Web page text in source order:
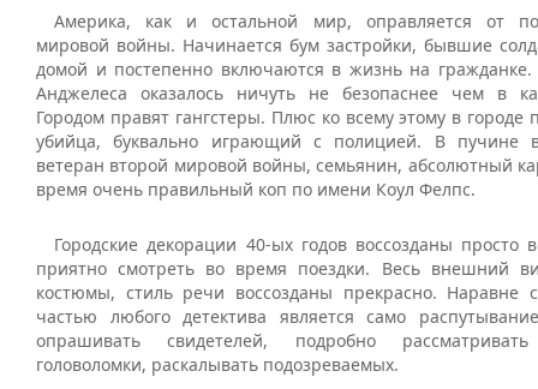
Америка, как и остальной мир, оправляется от
мировой войны. Начинается бум застройки, бывшие
домой и постепенно включаются в жизнь на
Анджелеса оказалось ничуть не безопаснее чем в
Городом правят гангстеры. Плюс ко всему этому в городе
убийца, буквально играющий с полицией. В пучине
ветеран второй мировой войны, семьянин, абсолютный
время очень правильный коп по имени Коул Фелпс.
Городские декорации 40-ых годов воссозданы
приятно смотреть во время поездки. Весь внешний
костюмы, стиль речи воссозданы прекрасно.
частью любого детектива является само
опрашивать свидетелей, подробно
головоломки, раскалывать подозреваемых.